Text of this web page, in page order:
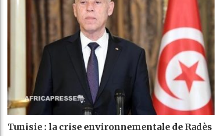
Tunisie : la crise environnementale de Radès